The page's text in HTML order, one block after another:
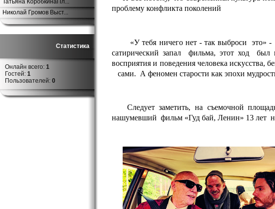
Татьяна КоробкинаПл...
Николай Громов Выст...
Статистика
Онлайн всего: 1
Гостей: 1
Пользователей: 0
проблему конфликта поколений
«У тебя ничего нет - так выброси это»
сатирический запал фильма, этот ход
восприятия и поведения человека
сами. А феномен старости как эпохи
Следует заметить, на съемочной
нашумевший фильм «Гуд бай, Ленин» 13 лет